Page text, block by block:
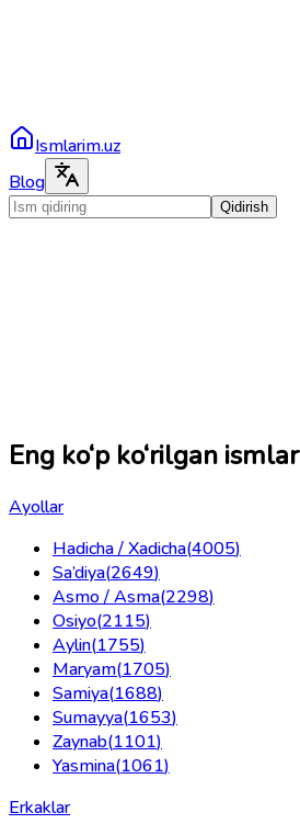
Ismlarim.uz
Blog
Qidirish
Eng ko‘p ko‘rilgan ismlar
Ayollar
Hadicha / Xadicha(4005)
Sa’diya(2649)
Asmo / Asma(2298)
Osiyo(2115)
Aylin(1755)
Maryam(1705)
Samiya(1688)
Sumayya(1653)
Zaynab(1101)
Yasmina(1061)
Erkaklar